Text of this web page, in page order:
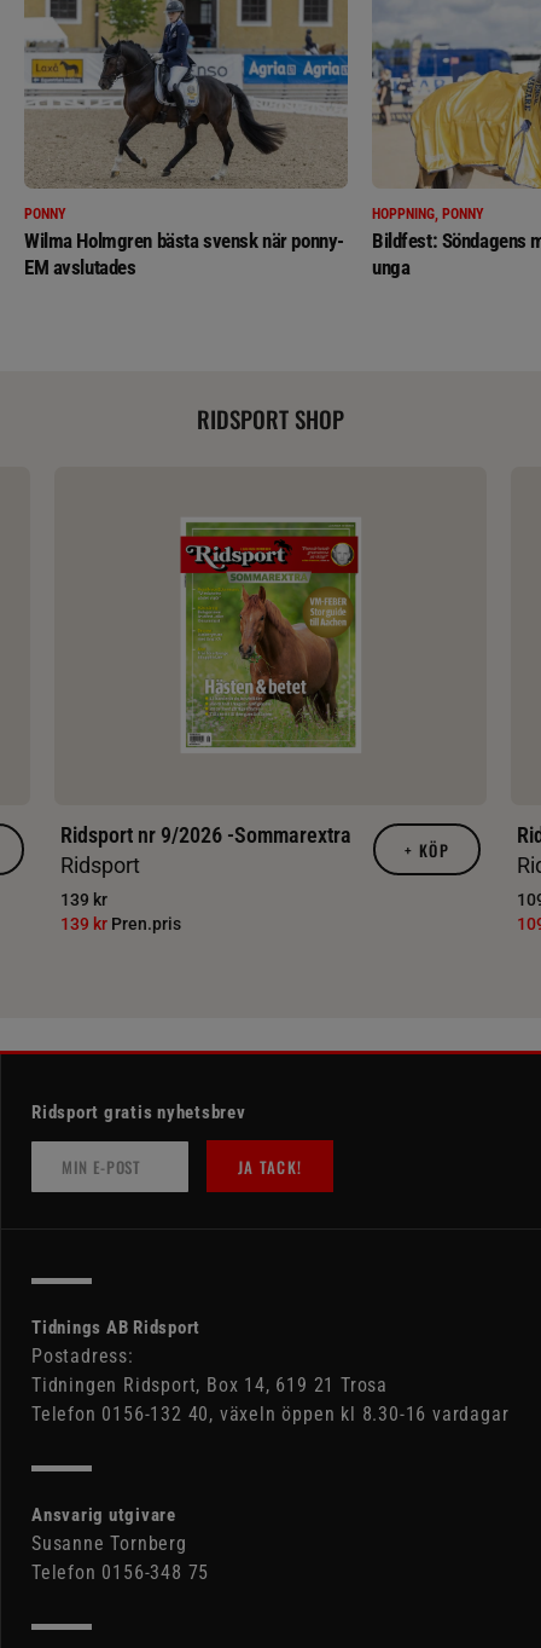
PONNY
Wilma Holmgren bästa svensk när ponny-
EM avslutades
HOPPNING, PONNY
Bildfest: Söndagens
unga
RIDSPORT SHOP
Ridsport nr 9/2026 -Sommarextra
Ridsport
139 kr
139 kr Pren.pris
+ KÖP
Ridsport gratis nyhetsbrev
JA TACK!
Tidnings AB Ridsport
Postadress:
Tidningen Ridsport, Box 14, 619 21 Trosa
Telefon 0156-132 40, växeln öppen kl 8.30-16 vardagar
Ansvarig utgivare
Susanne Tornberg
Telefon 0156-348 75